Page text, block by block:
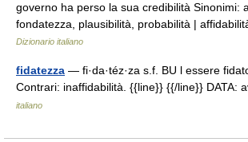
governo ha perso la sua credibilità Sinonimi:
fondatezza, plausibilità, probabilità |
Dizionario italiano
fidatezza — fi·da·téz·za s.f. BU l essere
Contrari: inaffidabilità. {{line}} {{/line}} DATA:
italiano